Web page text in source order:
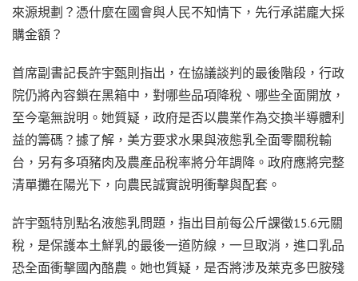
來源規劃？憑什麼在國會與人民不知情下，先行承諾龐大採
購金額？
首席副書記長許宇甄則指出，在協議談判的最後階段，行政
院仍將內容鎖在黑箱中，對哪些品項降稅、哪些全面開放，
至今毫無說明。她質疑，政府是否以農業作為交換半導體利
益的籌碼？據了解，美方要求水果與液態乳全面零關稅輸
台，另有多項豬肉及農產品稅率將分年調降。政府應將完整
清單攤在陽光下，向農民誠實說明衝擊與配套。
許宇甄特別點名液態乳問題，指出目前每公斤課徵15.6元關
稅，是保護本土鮮乳的最後一道防線，一旦取消，進口乳品
恐全面衝擊國內酪農。她也質疑，是否將涉及萊克多巴胺殘